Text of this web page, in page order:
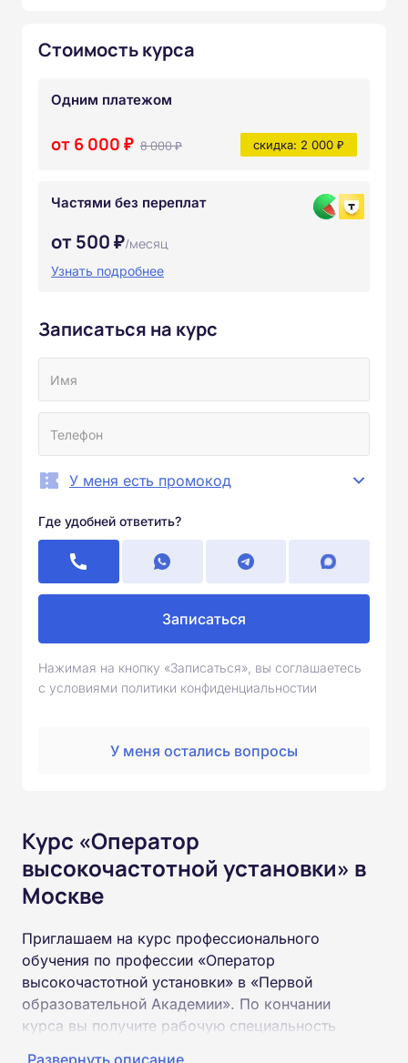
Стоимость курса
Одним платежом
от 6 000 ₽ 8 000 ₽ скидка: 2 000 ₽
Частями без переплат
от 500 ₽/месяц
Узнать подробнее
Записаться на курс
У меня есть промокод
Где удобней ответить?
Записаться
Нажимая на кнопку «Записаться», вы соглашаетесь
с условиями политики конфиденциальностии
У меня остались вопросы
Курс «Оператор
высокочастотной установки» в
Москве
Приглашаем на курс профессионального
обучения по профессии «Оператор
высокочастотной установки» в «Первой
образовательной Академии». По кончании
курса вы получите рабочую специальность
Развернуть описание